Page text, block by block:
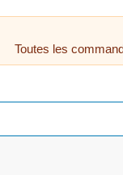
Toutes les